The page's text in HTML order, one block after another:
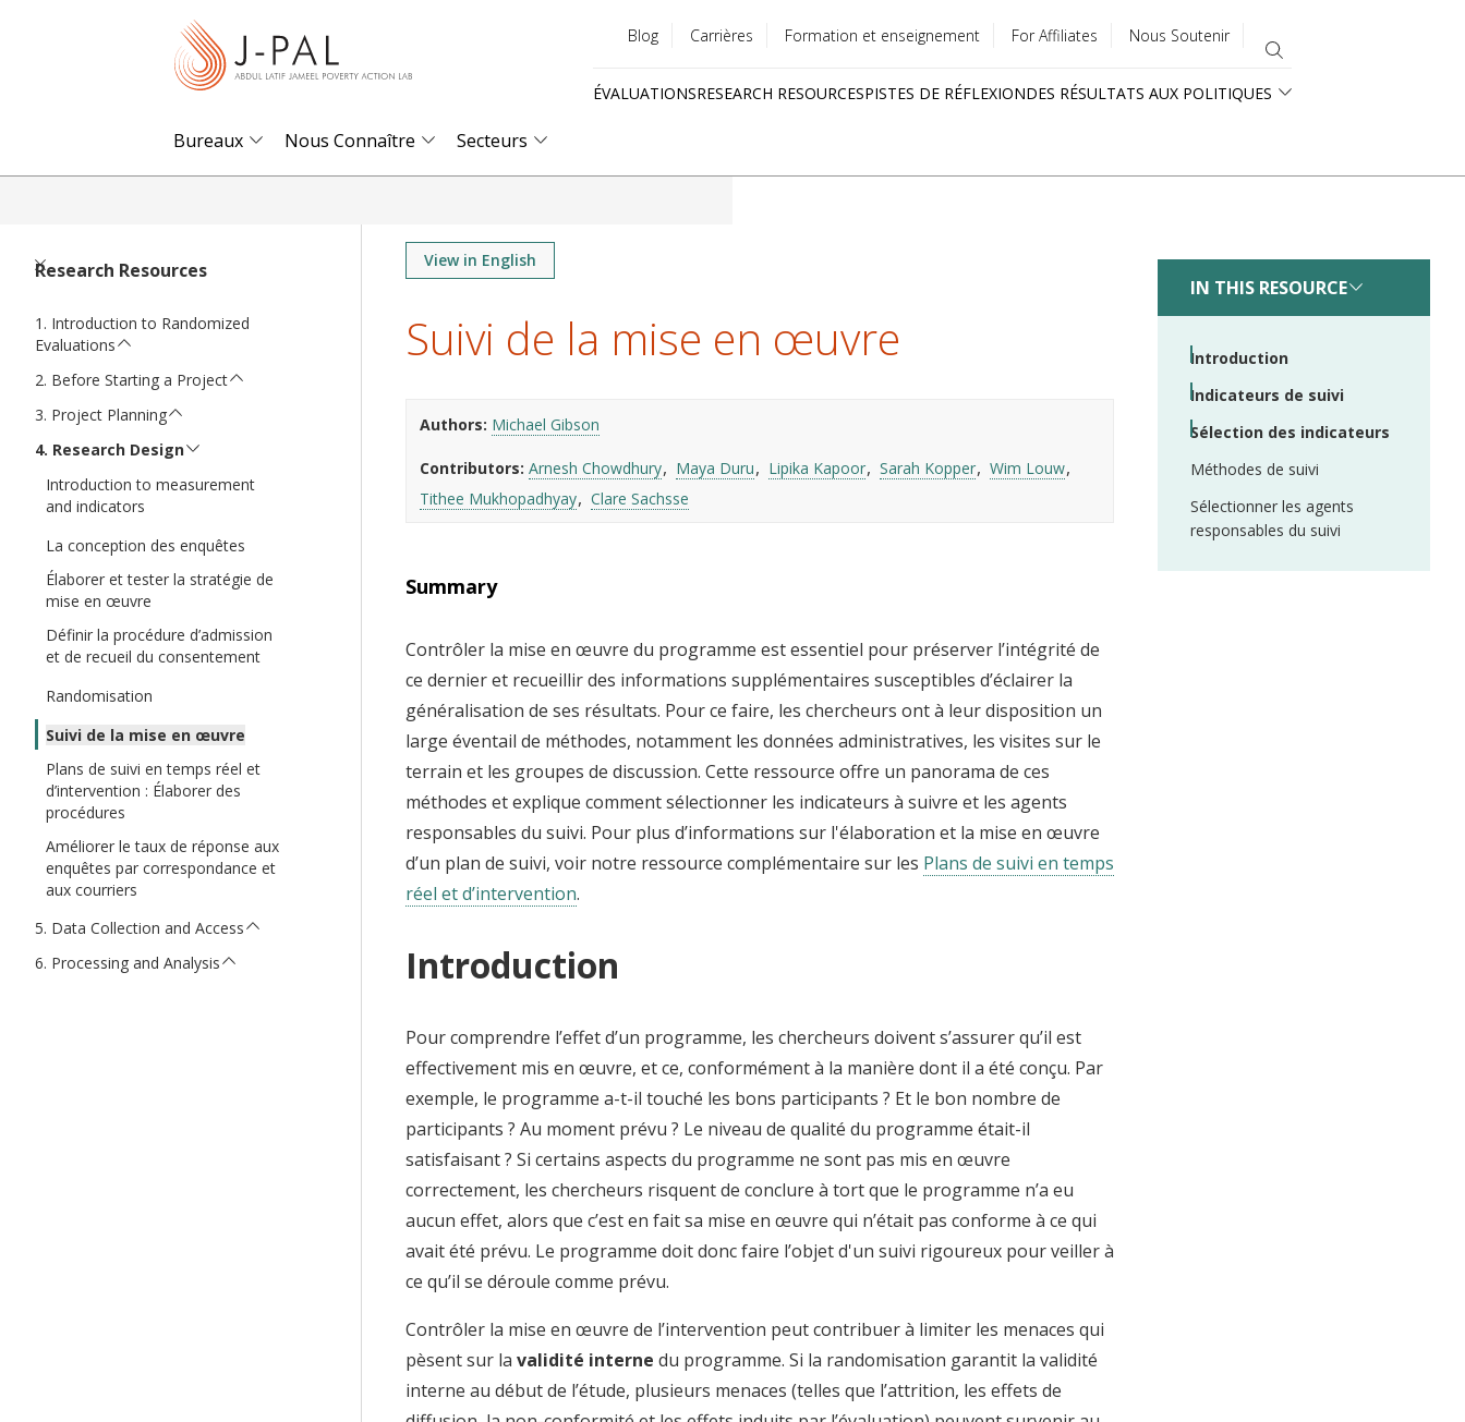
menu
Blog Carrières Formation et enseignement For Affiliates Nous Soutenir
ÉVALUATIONSRESEARCH RESOURCESPISTES DE RÉFLEXIONDES RÉSULTATS AUX POLITIQUES
Bureaux Nous Connaître Secteurs
Research Resources
Introduction to Randomized
Evaluations
Before Starting a Project
Project Planning
Research Design
Introduction to measurement
and indicators
La conception des enquêtes
Élaborer et tester la stratégie de
mise en œuvre
Définir la procédure d’admission
et de recueil du consentement
Randomisation
Suivi de la mise en œuvre
Plans de suivi en temps réel et
d’intervention : Élaborer des
procédures
Améliorer le taux de réponse aux
enquêtes par correspondance et
aux courriers
Data Collection and Access
Processing and Analysis
View in English
Suivi de la mise en œuvre
Authors Michael Gibson
Contributors Arnesh Chowdhury Maya Duru Lipika Kapoor Sarah Kopper
Wim Louw
Tithee Mukhopadhyay
Clare Sachsse
Summary
Contrôler la mise en œuvre du programme est essentiel pour préserver l’intégrité de
ce dernier et recueillir des informations supplémentaires susceptibles d’éclairer la
généralisation de ses résultats. Pour ce faire, les chercheurs ont à leur disposition un
large éventail de méthodes, notamment les données administratives, les visites sur le
terrain et les groupes de discussion. Cette ressource offre un panorama de ces
méthodes et explique comment sélectionner les indicateurs à suivre et les agents
responsables du suivi. Pour plus d’informations sur l'élaboration et la mise en œuvre
d’un plan de suivi, voir notre ressource complémentaire sur les Plans de suivi en temps
réel et d’intervention.
Introduction
Pour comprendre l’effet d’un programme, les chercheurs doivent s’assurer qu’il est
effectivement mis en œuvre, et ce, conformément à la manière dont il a été conçu. Par
exemple, le programme a-t-il touché les bons participants ? Et le bon nombre de
participants ? Au moment prévu ? Le niveau de qualité du programme était-il
satisfaisant ? Si certains aspects du programme ne sont pas mis en œuvre
correctement, les chercheurs risquent de conclure à tort que le programme n’a eu
aucun effet, alors que c’est en fait sa mise en œuvre qui n’était pas conforme à ce qui
avait été prévu. Le programme doit donc faire l’objet d'un suivi rigoureux pour veiller à
ce qu’il se déroule comme prévu.
Contrôler la mise en œuvre de l’intervention peut contribuer à limiter les menaces qui
pèsent sur la validité interne du programme. Si la randomisation garantit la validité
interne au début de l’étude, plusieurs menaces (telles que l’attrition, les effets de
IN THIS RESOURCE
Introduction
Indicateurs de suivi
Sélection des indicateurs
Méthodes de suivi
Sélectionner les agents
responsables du suivi